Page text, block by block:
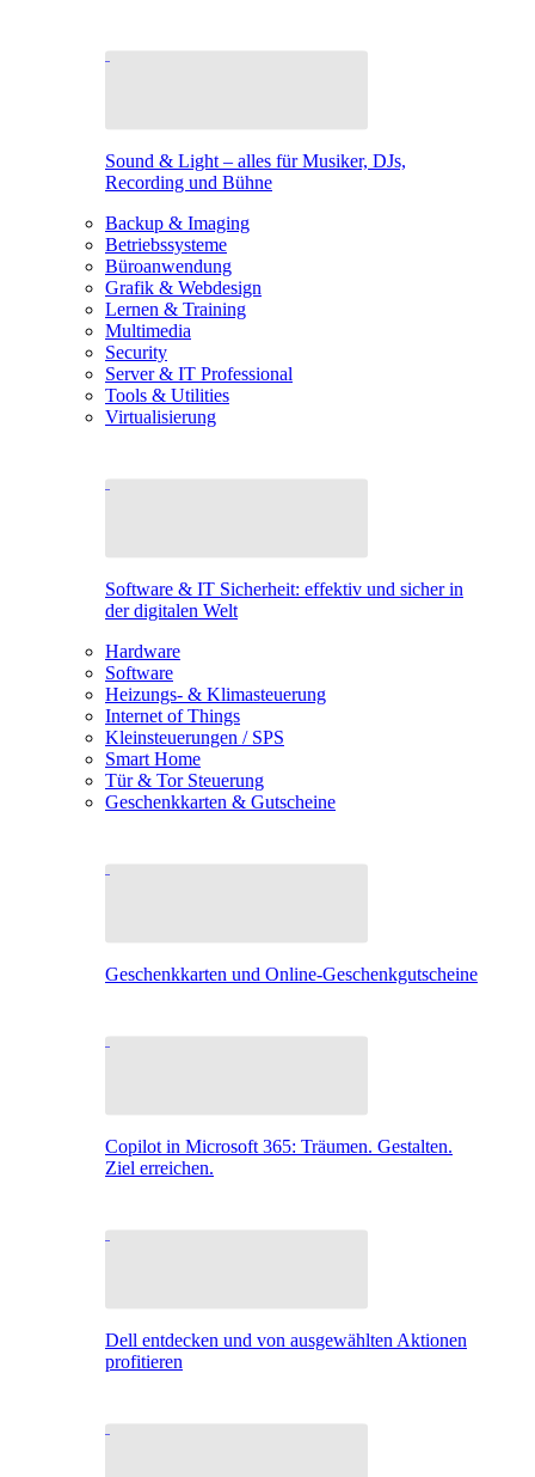
Sound & Light – alles für Musiker, DJs,
Recording und Bühne
Backup & Imaging
Betriebssysteme
Büroanwendung
Grafik & Webdesign
Lernen & Training
Multimedia
Security
Server & IT Professional
Tools & Utilities
Virtualisierung
Software & IT Sicherheit: effektiv und sicher in
der digitalen Welt
Hardware
Software
Heizungs- & Klimasteuerung
Internet of Things
Kleinsteuerungen / SPS
Smart Home
Tür & Tor Steuerung
Geschenkkarten & Gutscheine
Geschenkkarten und Online-Geschenkgutscheine
Copilot in Microsoft 365: Träumen. Gestalten.
Ziel erreichen.
Dell entdecken und von ausgewählten Aktionen
profitieren